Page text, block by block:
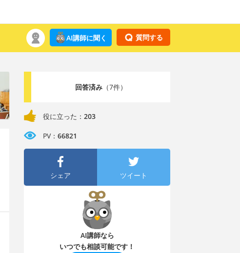
質問する
AI講師に聞く
回答済み（7件）
役に立った： 203
PV： 66821
シェア ツイート
AI講師なら
いつでも相談可能です！